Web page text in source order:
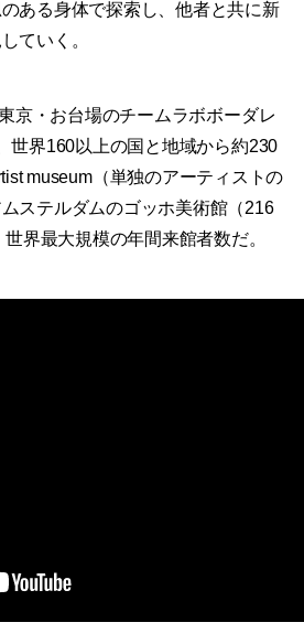
ある身体で探索し、他者と共に新
ていく。
京・お台場のチームラボボーダレ
世界160以上の国と地域から約230
museum（単独のアーティストの
ステルダムのゴッホ美術館（216
界最大規模の年間来館者数だ。